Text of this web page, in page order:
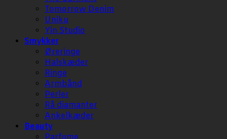
Tomorrow Denim
Uniku
Yin Studio
Smykker
Øreringe
Halskæder
Ringe
Armbånd
Perler
Rå diamanter
Ankelkæder
Beauty